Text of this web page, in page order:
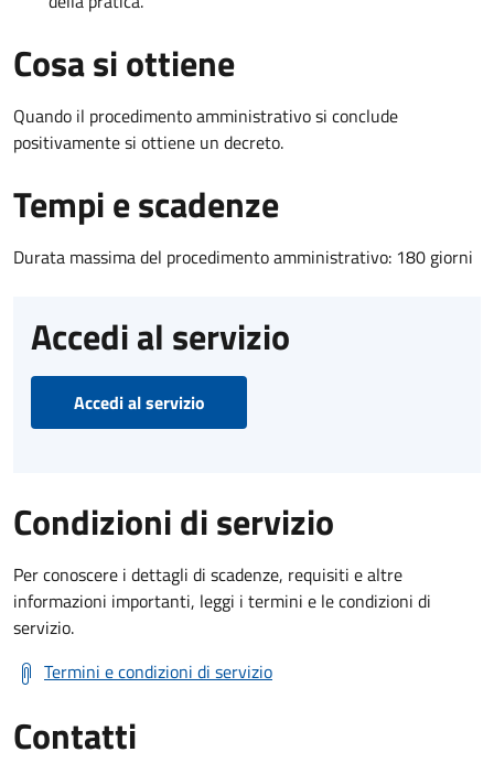
Cosa si ottiene
Quando il procedimento amministrativo si conclude
positivamente si ottiene un decreto.
Tempi e scadenze
Durata massima del procedimento amministrativo: 180 giorni
Accedi al servizio
Accedi al servizio
Condizioni di servizio
Per conoscere i dettagli di scadenze, requisiti e altre
informazioni importanti, leggi i termini e le condizioni di
servizio.
Termini e condizioni di servizio
Contatti